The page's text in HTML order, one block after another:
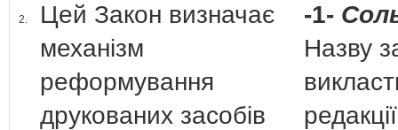
2.
Цей Закон визначає
механізм
реформування
друкованих засобів
-1-
Назву